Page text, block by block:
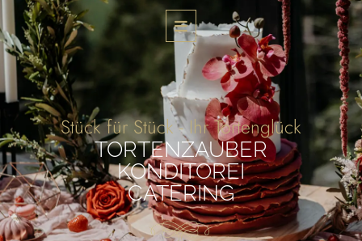
Stück für Stück - Ihr Tortenglück
TORTENZAUBER
KONDITOREI
CATERING